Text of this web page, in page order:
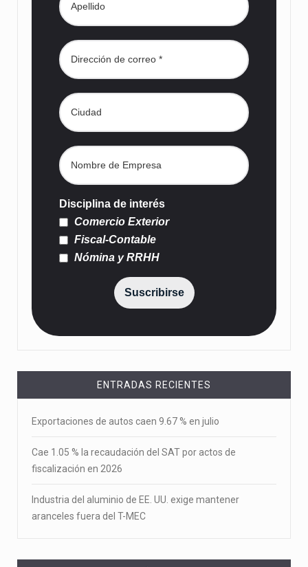
Disciplina de interés
Comercio Exterior
Fiscal-Contable
Nómina y RRHH
Suscribirse
ENTRADAS RECIENTES
Exportaciones de autos caen 9.67 % en julio
Cae 1.05 % la recaudación del SAT por actos de
fiscalización en 2026
Industria del aluminio de EE. UU. exige mantener
aranceles fuera del T-MEC